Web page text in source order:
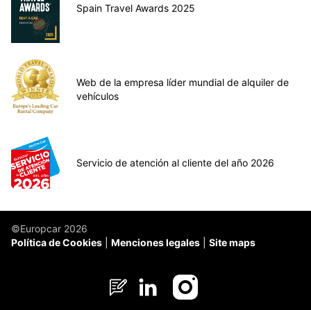
Spain Travel Awards 2025
Web de la empresa líder mundial de alquiler de
vehículos
Servicio de atención al cliente del año 2026
©Europcar 2026
Política de Cookies
Menciones legales Site maps